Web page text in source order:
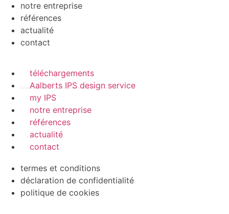
notre entreprise
références
actualité
contact
téléchargements
Aalberts IPS design service
my IPS
notre entreprise
références
actualité
contact
termes et conditions
déclaration de confidentialité
politique de cookies